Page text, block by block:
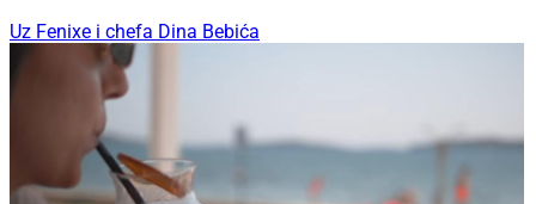
Uz Fenixe i chefa Dina Bebića